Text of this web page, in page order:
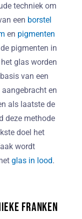
techniek om
een borstel
en pigmenten
pigmenten in
glas worden
van een
en
als laatste de
deze methode
doel het
wordt
glas in lood.
Franken